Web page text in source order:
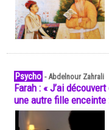
Psycho -Abdelnour Zahrali
Farah : « J’ai
une autre fille enceinte